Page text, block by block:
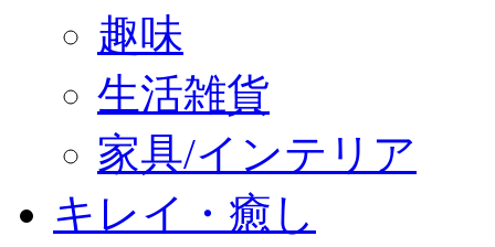
趣味
生活雑貨
家具/インテリア
キレイ・癒し